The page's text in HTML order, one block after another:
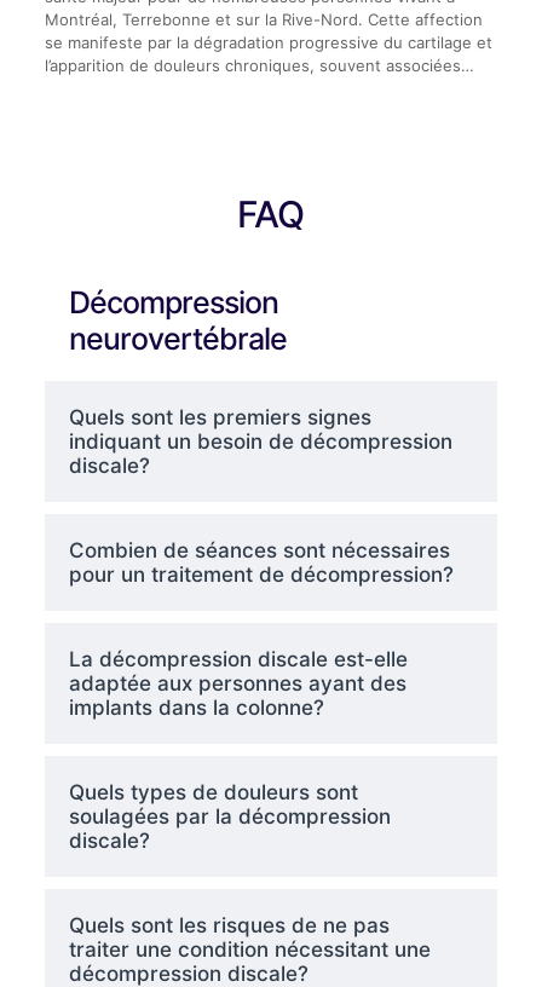
Montréal, Terrebonne et sur la Rive-Nord. Cette affection
se manifeste par la dégradation progressive du cartilage et
l’apparition de douleurs chroniques, souvent associées…
FAQ
Décompression
neurovertébrale
Quels sont les premiers signes
indiquant un besoin de décompression
discale?
Combien de séances sont nécessaires
pour un traitement de décompression?
La décompression discale est-elle
adaptée aux personnes ayant des
implants dans la colonne?
Quels types de douleurs sont
soulagées par la décompression
discale?
Quels sont les risques de ne pas
traiter une condition nécessitant une
décompression discale?